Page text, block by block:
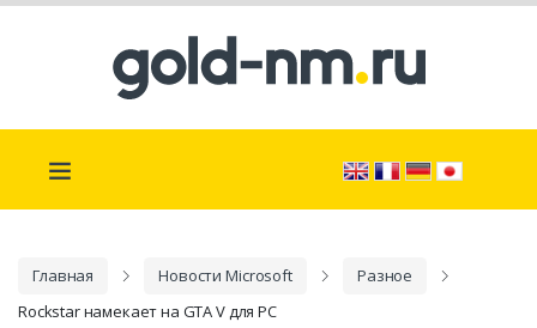
Главная Новости Microsoft
Разное
Rockstar намекает на GTA V для PC